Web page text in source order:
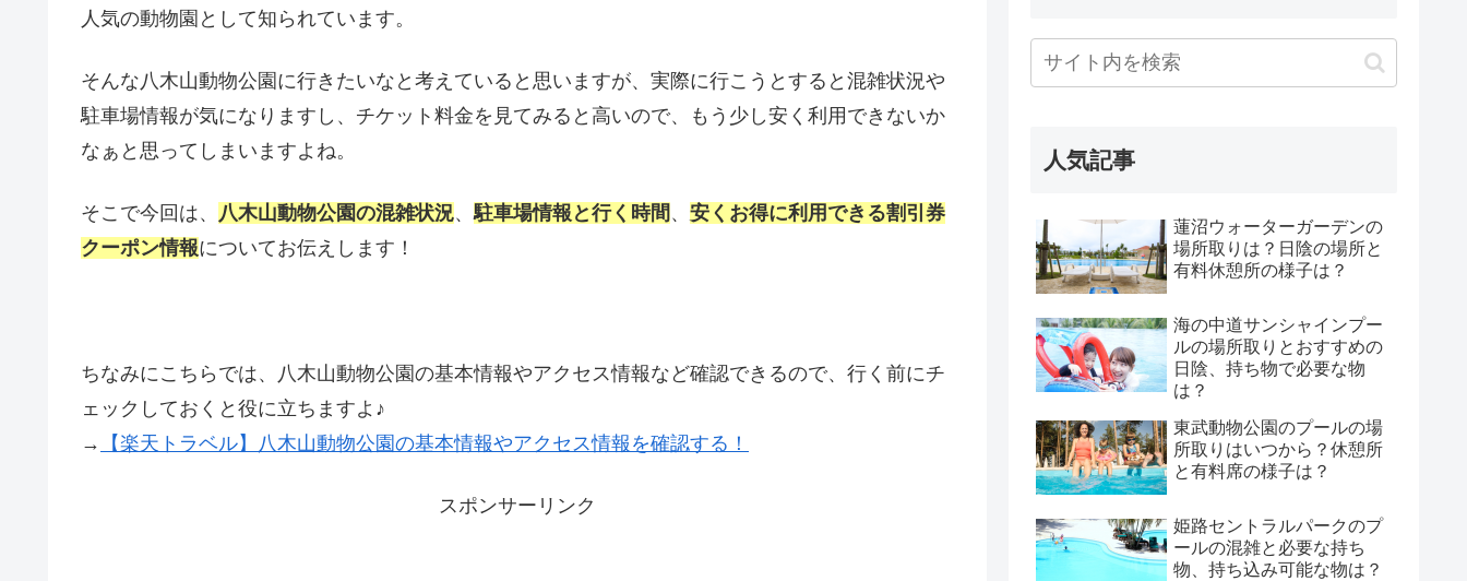
人気の動物園として知られています。
そんな八木山動物公園に行きたいなと考えていると思いますが、実際に行こうとすると混雑状況や
駐車場情報が気になりますし、チケット料金を見てみると高いので、もう少し安く利用できないか
なぁと思ってしまいますよね。
そこで今回は、 八木山動物公園の混雑状況、駐車場情報と行く時間 、 安くお得に利用できる割引券
クーポン情報についてお伝えします！
ちなみにこちらでは、八木山動物公園の基本情報やアクセス情報など確認できるので、行く前にチ
ェックしておくと役に立ちますよ♪
→
【楽天トラベル】八木山動物公園の基本情報やアクセス情報を確認する！
スポンサーリンク
人気記事
蓮沼ウォーターガーデンの
場所取りは？日陰の場所と
有料休憩所の様子は？
海の中道サンシャインプー
ルの場所取りとおすすめの
日陰、持ち物で必要な物
は？
東武動物公園のプールの場
所取りはいつから？休憩所
と有料席の様子は？
姫路セントラルパークのプ
ールの混雑と必要な持ち
物、持ち込み可能な物は？